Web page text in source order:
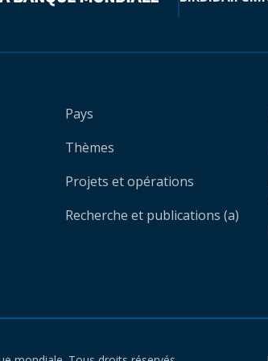
Pays
Thèmes
Projets et opérations
Recherche et publications (a)